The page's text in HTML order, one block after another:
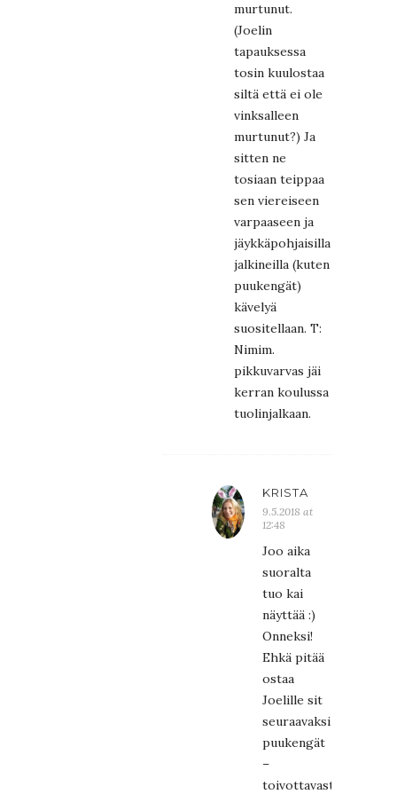
murtunut.
(Joelin
tapauksessa
tosin kuulostaa
siltä että ei ole
vinksalleen
murtunut?) Ja
sitten ne
tosiaan teippaa
sen viereiseen
varpaaseen ja
jäykkäpohjaisilla
jalkineilla (kuten
puukengät)
kävelyä
suositellaan. T:
Nimim.
pikkuvarvas jäi
kerran koulussa
tuolinjalkaan.
KRISTA
9.5.2018 at
12:48
Joo aika
suoralta
tuo kai
näyttää :)
Onneksi!
Ehkä pitää
ostaa
Joelille sit
seuraavaksi
puukengät
–
toivottavasti